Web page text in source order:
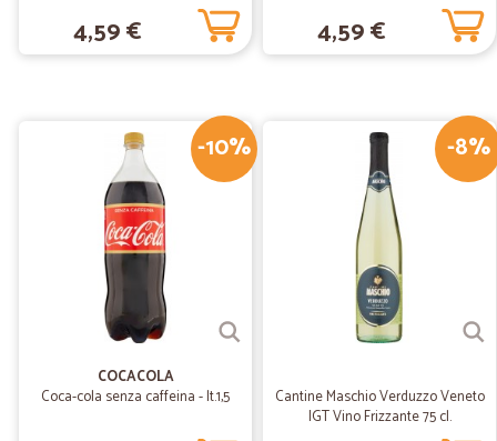
4,59 € 4,59 €
-10%
COCACOLA
Coca-cola senza caffeina - lt.1,5
-8%
Cantine Maschio Verduzzo Veneto
IGT Vino Frizzante 75 cl.